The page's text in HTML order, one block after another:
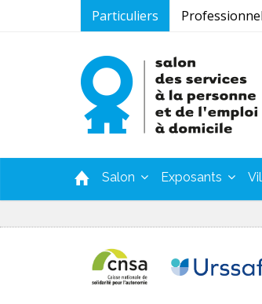
Particuliers
Salon Exposants